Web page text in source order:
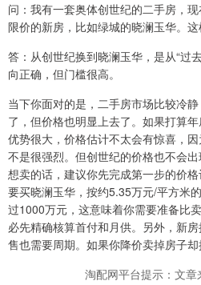
问：我有一套奥体创世纪的二手房，
限价的新房，比如绿城的晓澜玉华。
答：从创世纪换到晓澜玉华，是从“过
向正确，但门槛很高。
当下你面对的是，二手房市场比较冷
了，但价格也明显上去了。如果打算
优势很大，价格估计不太会有惊喜，
不是很强烈。但创世纪的价格也不会
想卖的话，建议你先完成第一步的价
要买晓澜玉华，按约5.35万元/平方米
过1000万元，这意味着你需要准备比
必先精确核算首付和月供。另外，新
售也需要周期。如果你降价卖掉房子却
淘配网平台提示：文章